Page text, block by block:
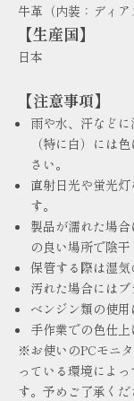
牛革（内装：ディア
【生産国】
日本
【注意事項】
雨や水、汗など
（特に白）には
さい。
直射日光や蛍光
す。
製品が濡れた場
の良い場所で陰干
保管する際は湿気
汚れた場合にはブ
ベンジン類の使用
手作業での色仕上
※お使いのPCモニ
っている環境によ
す。予めご了承くだ